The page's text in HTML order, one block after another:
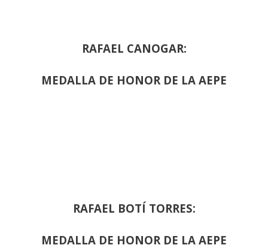
RAFAEL CANOGAR:
MEDALLA DE HONOR DE LA AEPE
RAFAEL BOTÍ TORRES:
MEDALLA DE HONOR DE LA AEPE